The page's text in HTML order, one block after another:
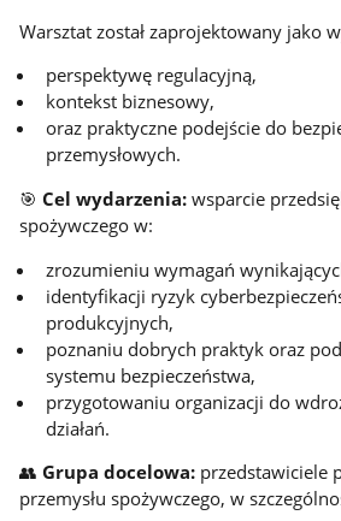
Warsztat został zaprojektowany jako
perspektywę regulacyjną,
kontekst biznesowy,
oraz praktyczne podejście do
przemysłowych.
🎯 Cel wydarzenia:wsparcie
spożywczego w:
zrozumieniu wymagań
identyfikacji ryzyk
produkcyjnych,
poznaniu dobrych praktyk oraz
systemu bezpieczeństwa,
przygotowaniu organizacji do
działań.
👥 Grupa docelowa: przedstawiciele
przemysłu spożywczego, w